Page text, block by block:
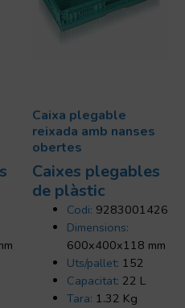
Caixa plegable
reixada amb nanses
obertes
Caixes plegables
de plàstic
Codi: 9283001426
Dimensions:
600x400x118 mm
Uts/pallet: 152
Capacitat: 22 L
Tara: 1.32 Kg